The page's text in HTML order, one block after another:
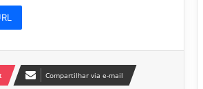
Compartilhar via e-mail